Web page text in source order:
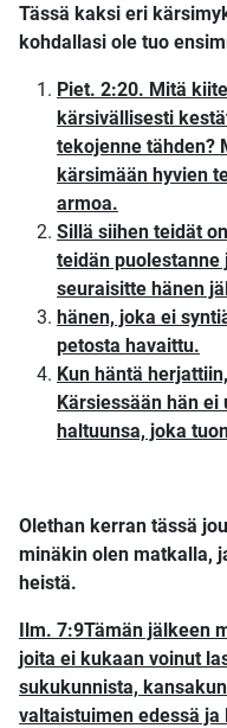
Tässä kaksi eri
kohdallasi ole tuo
Piet. 2:20. Mitä
kärsivällisesti
tekojenne tähden?
kärsimään hyvien
armoa.
Sillä siihen teidät
teidän
seuraisitte hänen
hänen, joka ei
petosta havaittu.
Kun häntä
Kärsiessään hän
haltuunsa, joka
Olethan kerran tässä
minäkin olen matkalla,
heistä.
Ilm. 7:9Tämän jälkeen
joita ei kukaan voinut
sukukunnista,
valtaistuimen edessä